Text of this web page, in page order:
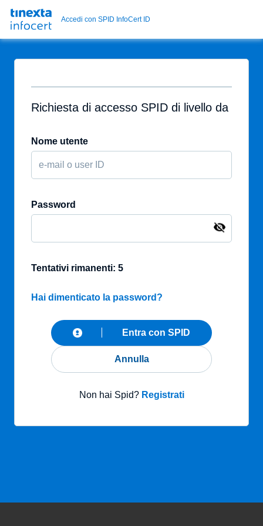
Accedi con SPID InfoCert ID
Richiesta di accesso SPID di livello da
Nome utente
Password
Tentativi rimanenti: 5
Hai dimenticato la password?
Annulla
Entra con SPID
Non hai Spid? Registrati